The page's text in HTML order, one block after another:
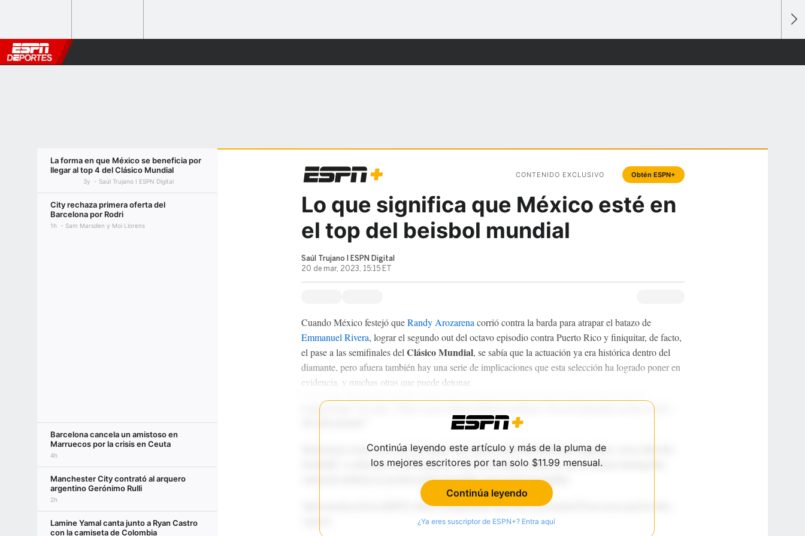
La forma en que México se beneficia por
llegar al top 4 del Clásico Mundial
3y Saúl Trujano I ESPN Digital
City rechaza primera oferta del
Barcelona por Rodri
1h Sam Marsden y Moi Llorens
Barcelona cancela un amistoso en
Marruecos por la crisis en Ceuta
4h
Manchester City contrató al arquero
argentino Gerónimo Rulli
2h
Lamine Yamal canta junto a Ryan Castro
con la camiseta de Colombia
CONTENIDO EXCLUSIVO Obtén ESPN+
Lo que significa que México esté en
el top del beisbol mundial
Saúl Trujano I ESPN Digital
20 de mar, 2023, 15:15 ET
Cuando México festejó queRandy Arozarena corrió contra la barda para atrapar el batazo de
Emmanuel Rivera, lograr el segundo out del octavo episodio contra Puerto Rico y finiquitar, de facto,
el pase a las semifinales del Clásico Mundial, se sabía que la actuación ya era histórica dentro del
diamante, pero afuera también hay una serie de implicaciones que esta selección ha logrado poner en
evidencia, y muchas otras que puede detonar.
Continúa leyendo este artículo y más de la pluma de
los mejores escritores por tan solo $11.99 mensual.
Continúa leyendo
¿Ya eres suscriptor de ESPN+? Entra aquí